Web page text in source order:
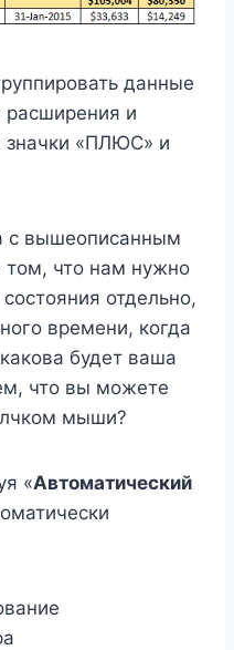
данные
расширения и
значки «ПЛЮС» и
с вышеописанным
том, что нам нужно
отдельно,
времени, когда
будет ваша
что вы можете
мыши?
«Автоматический